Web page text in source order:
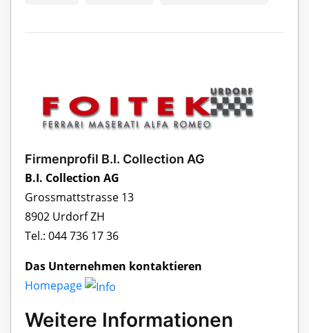
Firmenprofil B.I. Collection AG
B.I. Collection AG
Grossmattstrasse 13
8902 Urdorf ZH
Tel.: 044 736 17 36
Das Unternehmen kontaktieren
Homepage
Weitere Informationen